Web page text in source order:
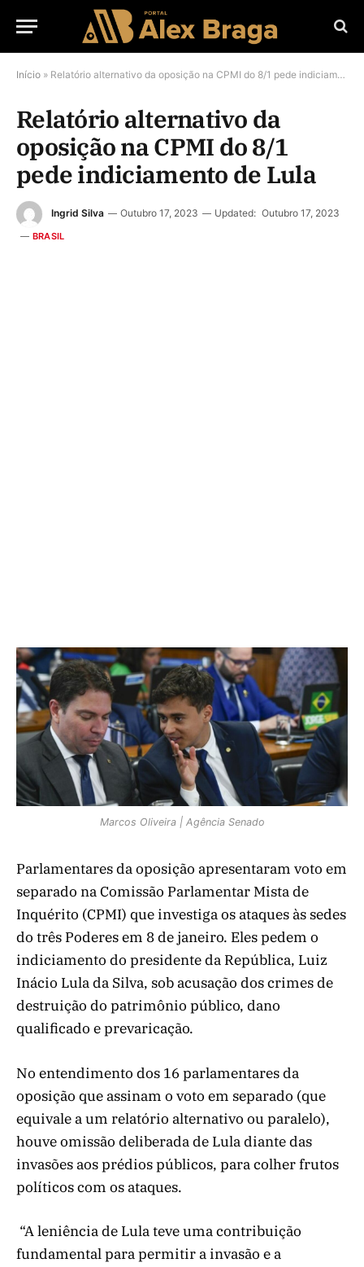
Início » Relatório alternativo da oposição na CPMI do 8/1 pede indiciamento de Lula
Relatório alternativo da
oposição na CPMI do 8/1
pede indiciamento de Lula
Ingrid Silva Outubro 17, 2023 Updated: Outubro 17, 2023
BRASIL
Marcos Oliveira | Agência Senado
Parlamentares da oposição apresentaram voto em
separado na Comissão Parlamentar Mista de
Inquérito (CPMI) que investiga os ataques às sedes
do três Poderes em 8 de janeiro. Eles pedem o
indiciamento do presidente da República, Luiz
Inácio Lula da Silva, sob acusação dos crimes de
destruição do patrimônio público, dano
qualificado e prevaricação.
No entendimento dos 16 parlamentares da
oposição que assinam o voto em separado (que
equivale a um relatório alternativo ou paralelo),
houve omissão deliberada de Lula diante das
invasões aos prédios públicos, para colher frutos
políticos com os ataques.
“A leniência de Lula teve uma contribuição
fundamental para permitir a invasão e a